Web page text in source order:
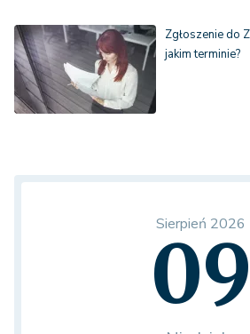
Zgłoszenie do
jakim terminie?
Sierpień 2026
09